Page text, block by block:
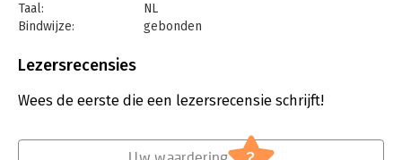
Het oorspronkelijke verhaal is gehiel op riem schreven deur
een zekere Willem, umdebij het jaor 1270. Het is ien van de
heugtepunten in de wèreldliteratuur. Hans Katerberg en Rolf
Mulder hebt dizze Drèentse bewarking verzörgd, niet op riem
maor echt as verhaal. De illustraties bint van Maartje I. Jansen.
Taal:
NL
Bindwijze:
gebonden
Uitgever:
Verschijningsdatum:
29-11-2025
Lezersrecensies
Wees de eerste die een lezersrecensie schrijft!